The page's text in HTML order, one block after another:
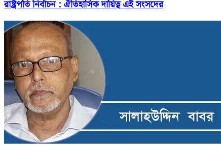
রাষ্ট্রপতি নির্বাচন : ঐতিহাসিক দায়িত্ব এই সংসদের